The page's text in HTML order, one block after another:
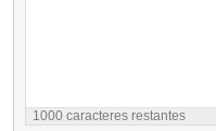
1000 caracteres restantes